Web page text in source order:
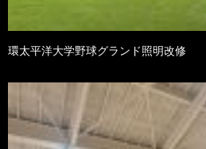
環太平洋大学野球グランド照明改修